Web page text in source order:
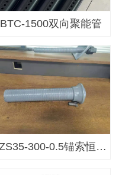
BTC-1500双向聚能管
HZS35-300-0.5锚索恒阻器